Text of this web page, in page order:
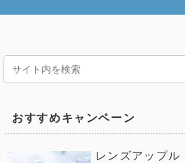
おすすめキャンペーン
レンズアップル